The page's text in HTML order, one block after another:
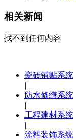
相关新闻
找不到任何内容
瓷砖铺贴系统
|
防水修缮系统
|
工程建材系统
|
涂料装饰系统